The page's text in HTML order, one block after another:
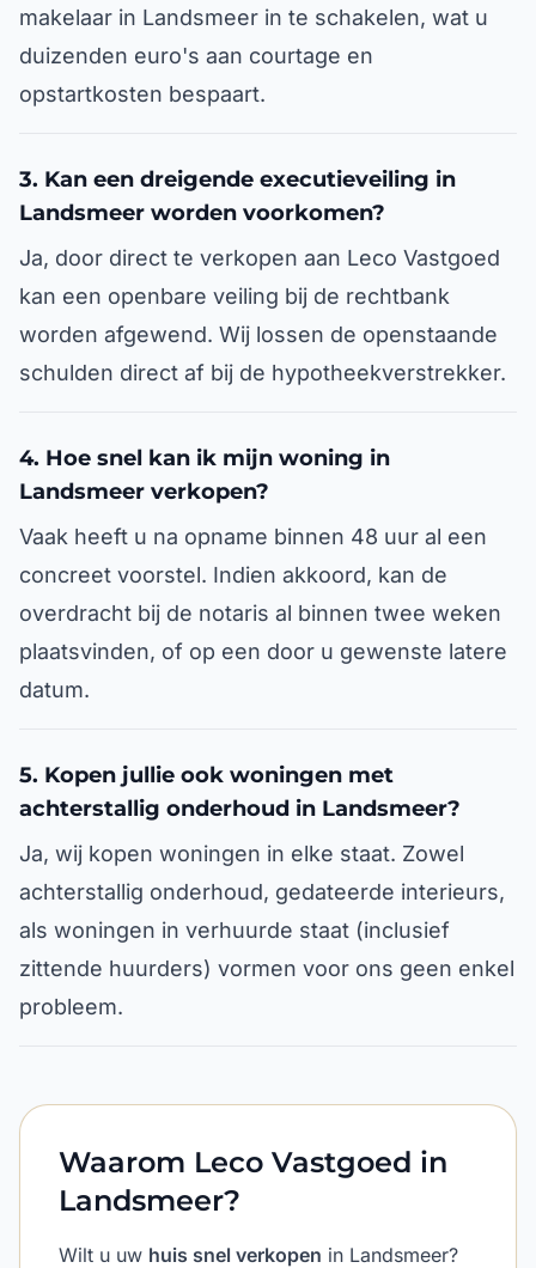
makelaar in Landsmeer in te schakelen, wat u
duizenden euro's aan courtage en
opstartkosten bespaart.
3. Kan een dreigende executieveiling in
Landsmeer worden voorkomen?
Ja, door direct te verkopen aan Leco Vastgoed
kan een openbare veiling bij de rechtbank
worden afgewend. Wij lossen de openstaande
schulden direct af bij de hypotheekverstrekker.
4. Hoe snel kan ik mijn woning in
Landsmeer verkopen?
Vaak heeft u na opname binnen 48 uur al een
concreet voorstel. Indien akkoord, kan de
overdracht bij de notaris al binnen twee weken
plaatsvinden, of op een door u gewenste latere
datum.
5. Kopen jullie ook woningen met
achterstallig onderhoud in Landsmeer?
Ja, wij kopen woningen in elke staat. Zowel
achterstallig onderhoud, gedateerde interieurs,
als woningen in verhuurde staat (inclusief
zittende huurders) vormen voor ons geen enkel
probleem.
Waarom Leco Vastgoed in
Landsmeer?
Wilt u uw huis snel verkopen in Landsmeer?